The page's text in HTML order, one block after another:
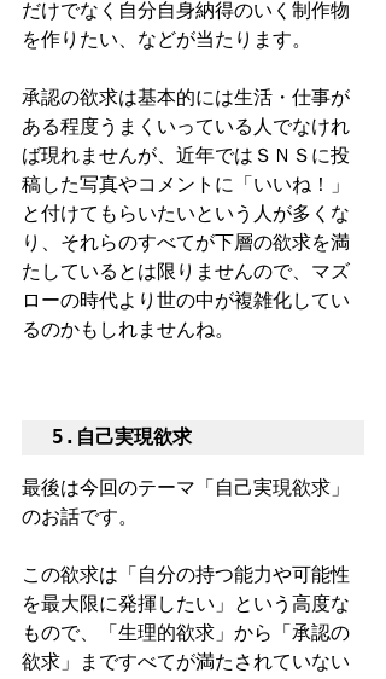
だけでなく自分自身納得のいく制作物
を作りたい、などが当たります。
承認の欲求は基本的には生活・仕事が
ある程度うまくいっている人でなけれ
ば現れませんが、近年ではＳＮＳに投
稿した写真やコメントに「いいね！」
と付けてもらいたいという人が多くな
り、それらのすべてが下層の欲求を満
たしているとは限りませんので、マズ
ローの時代より世の中が複雑化してい
るのかもしれませんね。
5.自己実現欲求
最後は今回のテーマ「自己実現欲求」
のお話です。
この欲求は「自分の持つ能力や可能性
を最大限に発揮したい」という高度な
もので、「生理的欲求」から「承認の
欲求」まですべてが満たされていない